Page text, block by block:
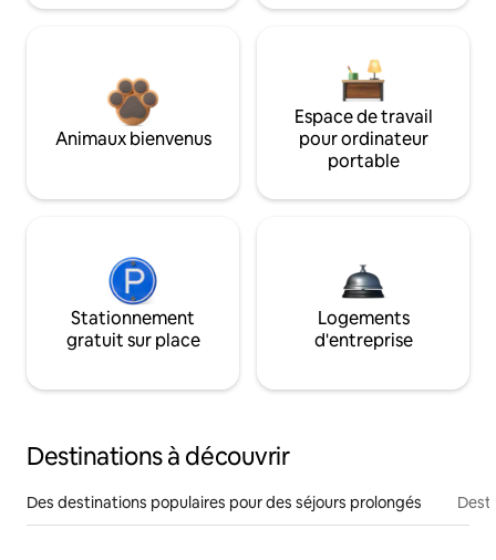
Animaux bienvenus
Espace de travail
pour ordinateur
portable
Stationnement
gratuit sur place
Logements
d'entreprise
Destinations à découvrir
Des destinations populaires pour des séjours prolongés